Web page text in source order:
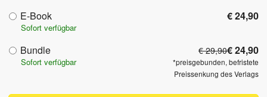
E-Book € 24,90
Sofort verfügbar
Bundle € 29,90€ 24,90
*preisgebunden, befristete
Preissenkung des Verlags
Sofort verfügbar